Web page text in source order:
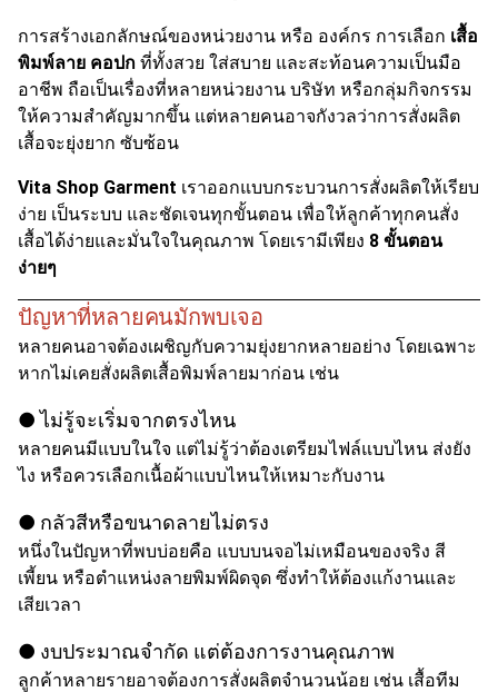
การสร้างเอกลักษณ์ของหน่วยงาน หรือ องค์กร การเลือก เสื้อ
พิมพ์ลาย คอปก ที่ทั้งสวย ใส่สบาย และสะท้อนความเป็นมือ
อาชีพ ถือเป็นเรื่องที่หลายหน่วยงาน บริษัท หรือกลุ่มกิจกรรม
ให้ความสำคัญมากขึ้น แต่หลายคนอาจกังวลว่าการสั่งผลิต
เสื้อจะยุ่งยาก ซับซ้อน
Vita Shop Garment เราออกแบบกระบวนการสั่งผลิตให้เรียบ
ง่าย เป็นระบบ และชัดเจนทุกขั้นตอน เพื่อให้ลูกค้าทุกคนสั่ง
เสื้อได้ง่ายและมั่นใจในคุณภาพ โดยเรามีเพียง 8 ขั้นตอน
ง่ายๆ
ปัญหาที่หลายคนมักพบเจอ
หลายคนอาจต้องเผชิญกับความยุ่งยากหลายอย่าง โดยเฉพาะ
หากไม่เคยสั่งผลิตเสื้อพิมพ์ลายมาก่อน เช่น
● ไม่รู้จะเริ่มจากตรงไหน
หลายคนมีแบบในใจ แต่ไม่รู้ว่าต้องเตรียมไฟล์แบบไหน ส่งยัง
ไง หรือควรเลือกเนื้อผ้าแบบไหนให้เหมาะกับงาน
● กลัวสีหรือขนาดลายไม่ตรง
หนึ่งในปัญหาที่พบบ่อยคือ แบบบนจอไม่เหมือนของจริง สี
เพี้ยน หรือตำแหน่งลายพิมพ์ผิดจุด ซึ่งทำให้ต้องแก้งานและ
เสียเวลา
● งบประมาณจำกัด แต่ต้องการงานคุณภาพ
ลูกค้าหลายรายอาจต้องการสั่งผลิตจำนวนน้อย เช่น เสื้อทีม